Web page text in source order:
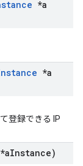
*a
*a
登録できる IP
*aInstance)